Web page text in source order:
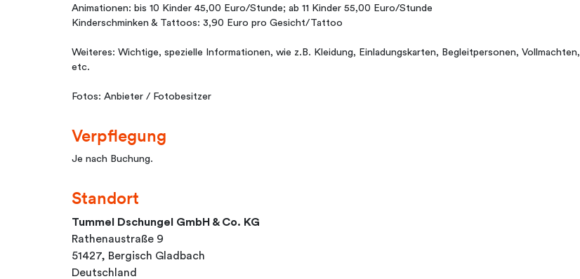
Animationen: bis 10 Kinder 45,00 Euro/Stunde; ab 11 Kinder 55,00 Euro/Stunde
Kinderschminken & Tattoos: 3,90 Euro pro Gesicht/Tattoo
Weiteres: Wichtige, spezielle Informationen, wie z.B. Kleidung, Einladungskarten, Begleitpersonen, Vollmachten,
etc.
Fotos: Anbieter / Fotobesitzer
Verpflegung
Je nach Buchung.
Standort
Tummel Dschungel GmbH & Co. KG
Rathenaustraße 9
51427, Bergisch Gladbach
Deutschland